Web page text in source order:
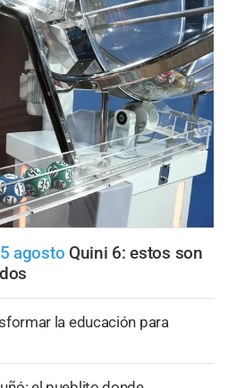
agosto Quini 6: estos son
la educación para